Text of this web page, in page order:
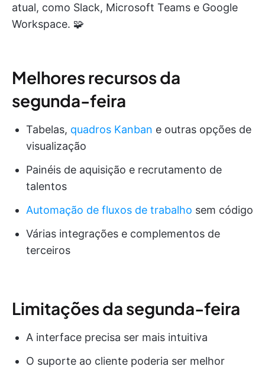
atual, como Slack, Microsoft Teams e Google
Workspace. 🧩
Melhores recursos da
segunda-feira
Tabelas, quadros Kanban e outras opções de
visualização
Painéis de aquisição e recrutamento de
talentos
Automação de fluxos de trabalho sem código
Várias integrações e complementos de
terceiros
Limitações da segunda-feira
A interface precisa ser mais intuitiva
O suporte ao cliente poderia ser melhor